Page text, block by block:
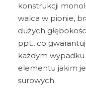
konstrukcji
walca w pionie,
dużych
ppt., co
każdym
elementu jakim
surowych.